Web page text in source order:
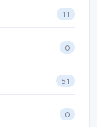
11
0
51
0